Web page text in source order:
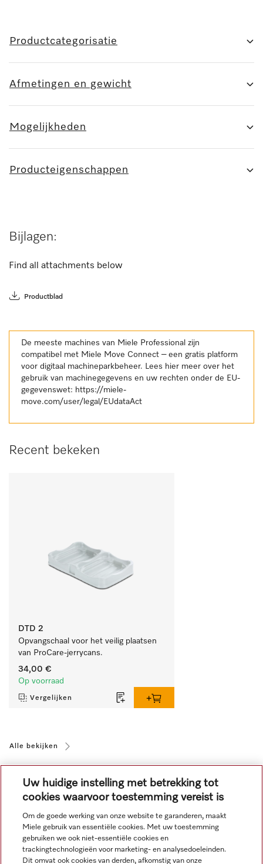
Productcategorisatie
Afmetingen en gewicht
Mogelijkheden
Producteigenschappen
Bijlagen:
Find all attachments below
Productblad
De meeste machines van Miele Professional zijn
compatibel met Miele Move Connect – een gratis platform
voor digitaal machineparkbeheer. Lees hier meer over het
gebruik van machinegegevens en uw rechten onder de EU-
gegevenswet: https://miele-
move.com/user/legal/EUdataAct
Recent bekeken
DTD 2
Opvangschaal voor het veilig plaatsen
van ProCare-jerrycans.
34,00 €
Op voorraad
Vergelijken
Alle bekijken
Navigatie
Uw huidige instelling met betrekking tot
cookies waarvoor toestemming vereist is
Om de goede werking van onze website te garanderen, maakt
Miele gebruik van essentiële cookies. Met uw toestemming
gebruiken we ook niet-essentiële cookies en
trackingtechnologieën voor marketing- en analysedoeleinden.
Dit omvat ook cookies van derden, afkomstig van onze